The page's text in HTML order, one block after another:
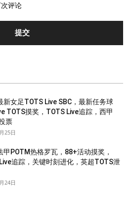
评论
新女足TOTS Live SBC，最新任务球
TOTS摸奖，TOTS Live追踪，西甲
票
25日
甲POTM热格罗瓦，88+活动摸奖，
追踪，关键时刻进化，英超TOTS泄
24日